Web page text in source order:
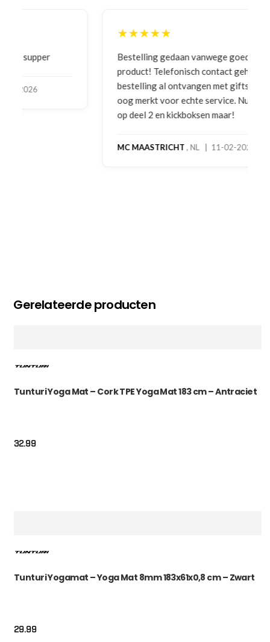
Bestelling gedaan vanwege goede prijzen en
product! Telefonisch contact gehad en 1e deel
bestelling al ontvangen met gifts, waardoor je
oog merkt voor echte service. Nu nog wachten
op deel 2 en kickboksen maar!
, NL | 11-02-2026
Gerelateerde producten
Tunturi Yoga Mat – Cork TPE Yoga Mat 183 cm – Antraciet
32.99
Tunturi Yogamat – Yoga Mat 8mm 183x61x0,8 cm – Zwart
29.99